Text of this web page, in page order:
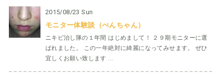
2015/08/23 Sun
モニター体験談（ぺんちゃん）
ニキビ治し隊の１年間 はじめまして！ ２９期モニターに選
ばれました。 この一年絶対に綺麗になってみせます。 ぜひ
宜しくお願い致します ...